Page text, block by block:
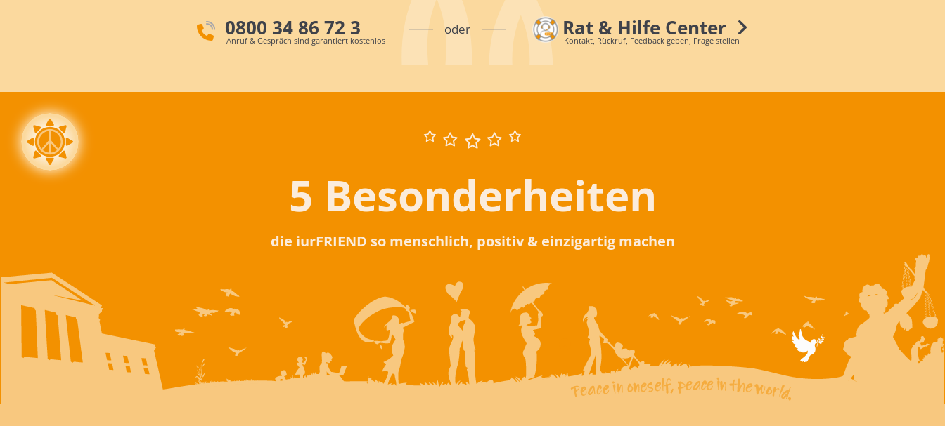
0800 34 86 72 3
Anruf & Gespräch sind garantiert kostenlos
oder Rat & Hilfe Center
Kontakt, Rückruf, Feedback geben, Frage stellen
5 Besonderheiten
die iurFRIEND so menschlich, positiv & einzigartig machen